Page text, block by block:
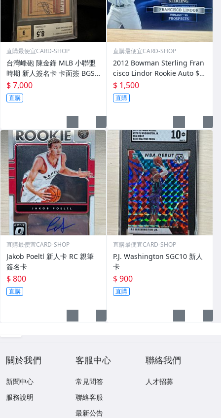
直購最便宜CARD-SHOP
台灣峰砲 陳金鋒 MLB 小聯盟
時期 新人簽名卡 卡面簽 BGS
8.5
$ 7,000
直購
直購最便宜CARD-SHOP
2012 Bowman Sterling Fran
cisco Lindor Rookie Auto $1
500
$ 1,500
直購
直購最便宜CARD-SHOP
Jakob Poeltl 新人卡 RC 親筆
簽名卡
$ 800
直購
直購最便宜CARD-SHOP
P.J. Washington SGC10 新人
卡
$ 900
直購
關於我們
新聞中心
服務說明
客服中心
常見問答
聯絡客服
最新公告
聯絡我們
人才招募